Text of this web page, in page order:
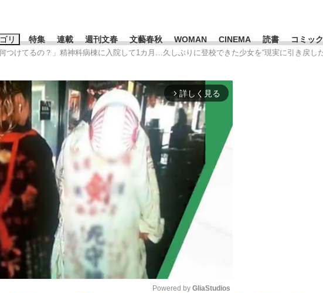
リ
明かした日本代表監督に... 「最悪の空気のまま解散」WBC日本代表“
特集 連載 週刊文春 文藝春秋 WOMAN CINEMA 読書 コミック
ワードタグ一覧
凌輝 #高市早苗 #後藤真希 #森岡毅 #城彰二 #内田有紀
亀和田武
つけてるの？」精神科病棟に入院して1カ月…久しぶりに登校できた少女を“現実に引き戻し
arrow_forward_ios 詳しく見る
Powered by GliaStudios